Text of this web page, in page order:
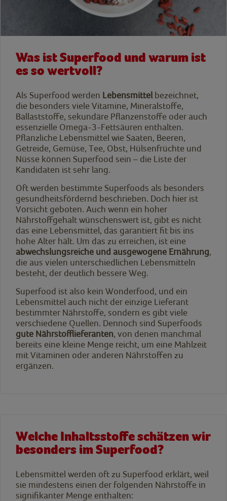
Was ist Superfood und warum ist
es so wertvoll?
Als Superfood werden Lebensmittel bezeichnet,
die besonders viele Vitamine, Mineralstoffe,
Ballaststoffe, sekundäre Pflanzenstoffe oder auch
essenzielle Omega-3-Fettsäuren enthalten.
Pflanzliche Lebensmittel wie Saaten, Beeren,
Getreide, Gemüse, Tee, Obst, Hülsenfrüchte und
Nüsse können Superfood sein – die Liste der
Kandidaten ist sehr lang.
Oft werden bestimmte Superfoods als besonders
gesundheitsfördernd beschrieben. Doch hier ist
Vorsicht geboten. Auch wenn ein hoher
Nährstoffgehalt wünschenswert ist, gibt es nicht
das eine Lebensmittel, das garantiert fit bis ins
hohe Alter hält. Um das zu erreichen, ist eine
abwechslungsreiche und ausgewogene Ernährung,
die aus vielen unterschiedlichen Lebensmitteln
besteht, der deutlich bessere Weg.
Superfood ist also kein Wonderfood, und ein
Lebensmittel auch nicht der einzige Lieferant
bestimmter Nährstoffe, sondern es gibt viele
verschiedene Quellen. Dennoch sind Superfoods
gute Nährstofflieferanten, von denen manchmal
bereits eine kleine Menge reicht, um eine Mahlzeit
mit Vitaminen oder anderen Nährstoffen zu
ergänzen.
Welche Inhaltsstoffe schätzen wir
besonders im Superfood?
Lebensmittel werden oft zu Superfood erklärt, weil
sie mindestens einen der folgenden Nährstoffe in
signifikanter Menge enthalten: